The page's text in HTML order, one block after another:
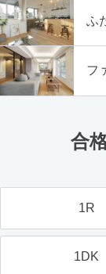
ふ
フ
合
1R
1DK